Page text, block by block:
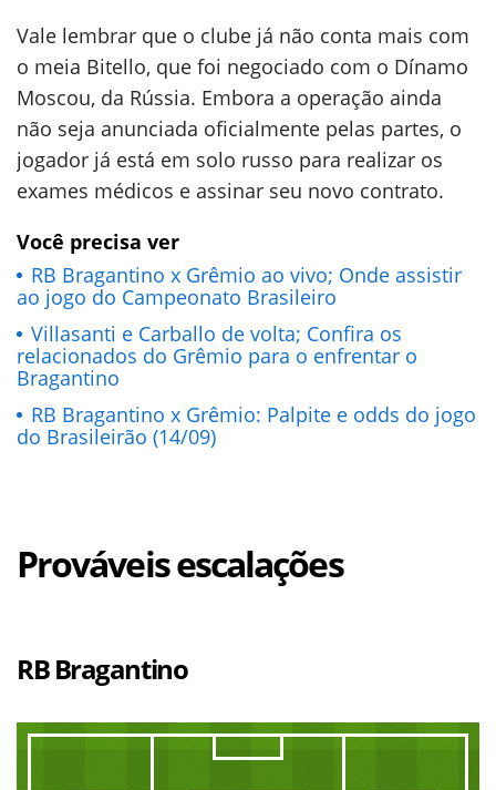
Vale lembrar que o clube já não conta mais com
o meia Bitello, que foi negociado com o Dínamo
Moscou, da Rússia. Embora a operação ainda
não seja anunciada oficialmente pelas partes, o
jogador já está em solo russo para realizar os
exames médicos e assinar seu novo contrato.
Você precisa ver
RB Bragantino x Grêmio ao vivo; Onde assistir
ao jogo do Campeonato Brasileiro
Villasanti e Carballo de volta; Confira os
relacionados do Grêmio para o enfrentar o
Bragantino
RB Bragantino x Grêmio: Palpite e odds do jogo
do Brasileirão (14/09)
Prováveis escalações
RB Bragantino